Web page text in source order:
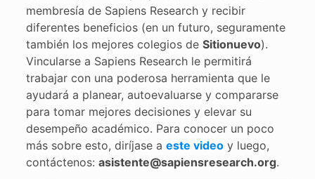
membresía de Sapiens Research y recibir
diferentes beneficios (en un futuro, seguramente
también los mejores colegios de Sitionuevo).
Vincularse a Sapiens Research le permitirá
trabajar con una poderosa herramienta que le
ayudará a planear, autoevaluarse y compararse
para tomar mejores decisiones y elevar su
desempeño académico. Para conocer un poco
más sobre esto, diríjase a este videoy luego,
contáctenos: asistente@sapiensresearch.org.